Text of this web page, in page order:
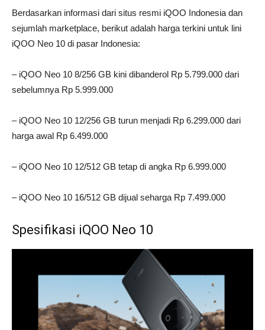
Berdasarkan informasi dari situs resmi iQOO Indonesia dan
sejumlah marketplace, berikut adalah harga terkini untuk lini
iQOO Neo 10 di pasar Indonesia:
– iQOO Neo 10 8/256 GB kini dibanderol Rp 5.799.000 dari
sebelumnya Rp 5.999.000
– iQOO Neo 10 12/256 GB turun menjadi Rp 6.299.000 dari
harga awal Rp 6.499.000
– iQOO Neo 10 12/512 GB tetap di angka Rp 6.999.000
– iQOO Neo 10 16/512 GB dijual seharga Rp 7.499.000
Spesifikasi iQOO Neo 10